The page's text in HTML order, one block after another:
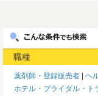
職種
薬剤師・登録販売者 ヘ
ホテル・ブライダル・ト